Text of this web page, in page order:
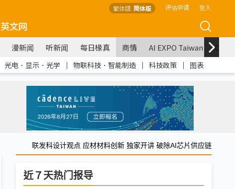
繁体版 简体版 评估申请 登入
英文网
漫新闻 听新闻 每日椽真 商情 AI EXPO Taiwan
光电．显示．光学 ｜ 物联科技．智能制造 ｜ 科技政策 ｜ 图表
联发科设计观点 应材材料创新 独家开讲 破除AI芯片供应链
近７天热门报导